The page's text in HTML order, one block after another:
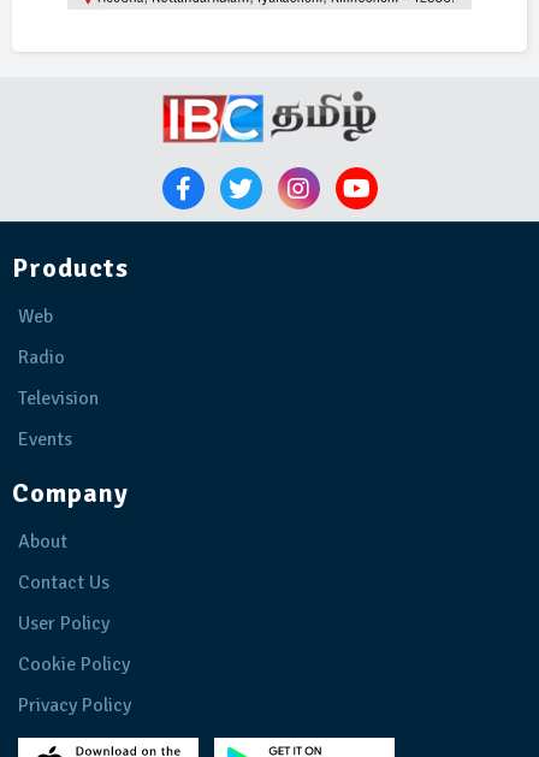
Products
Web
Radio
Television
Events
Company
About
Contact Us
User Policy
Cookie Policy
Privacy Policy